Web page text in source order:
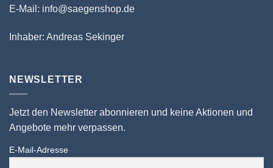
E-Mail: info@saegenshop.de
Inhaber: Andreas Sekinger
NEWSLETTER
Jetzt den Newsletter abonnieren und keine Aktionen und
Angebote mehr verpassen.
E-Mail-Adresse